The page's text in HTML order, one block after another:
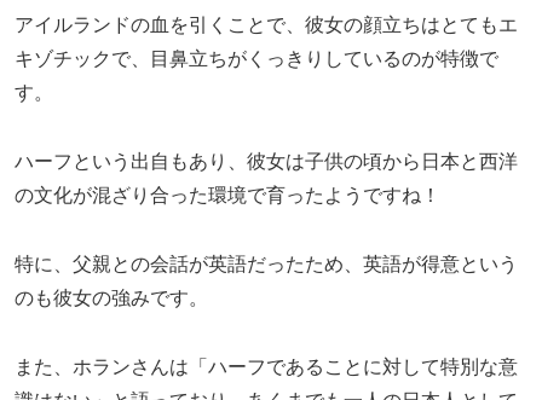
アイルランドの血を引くことで、彼女の顔立ちはとてもエ
キゾチックで、目鼻立ちがくっきりしているのが特徴で
す。
ハーフという出自もあり、彼女は子供の頃から日本と西洋
の文化が混ざり合った環境で育ったようですね！
特に、父親との会話が英語だったため、英語が得意という
のも彼女の強みです。
また、ホランさんは「ハーフであることに対して特別な意